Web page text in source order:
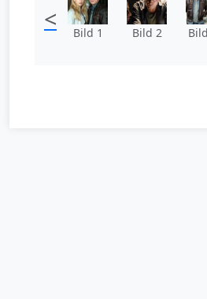
< Bild 1 Bild 2